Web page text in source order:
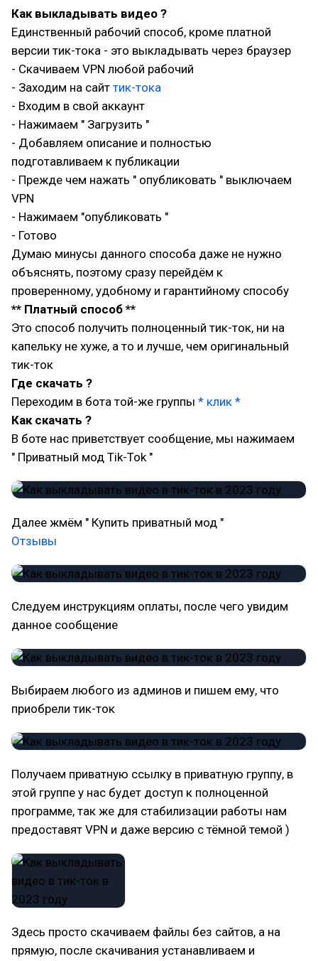
Как выкладывать видео ?
Единственный рабочий способ, кроме платной
версии тик-тока - это выкладывать через браузер
- Скачиваем VPN любой рабочий
- Заходим на сайт тик-тока
- Входим в свой аккаунт
- Нажимаем " Загрузить "
- Добавляем описание и полностью
подготавливаем к публикации
- Прежде чем нажать " опубликовать " выключаем
VPN
- Нажимаем "опубликовать "
- Готово
Думаю минусы данного способа даже не нужно
объяснять, поэтому сразу перейдём к
проверенному, удобному и гарантийному способу
** Платный способ **
Это способ получить полноценный тик-ток, ни на
капельку не хуже, а то и лучше, чем оригинальный
тик-ток
Где скачать ?
Переходим в бота той-же группы * клик *
Как скачать ?
В боте нас приветствует сообщение, мы нажимаем
" Приватный мод Tik-Tok "
Далее жмём " Купить приватный мод "
Отзывы
Следуем инструкциям оплаты, после чего увидим
данное сообщение
Выбираем любого из админов и пишем ему, что
приобрели тик-ток
Получаем приватную ссылку в приватную группу, в
этой группе у нас будет доступ к полноценной
программе, так же для стабилизации работы нам
предоставят VPN и даже версию с тёмной темой )
Здесь просто скачиваем файлы без сайтов, а на
прямую, после скачивания устанавливаем и